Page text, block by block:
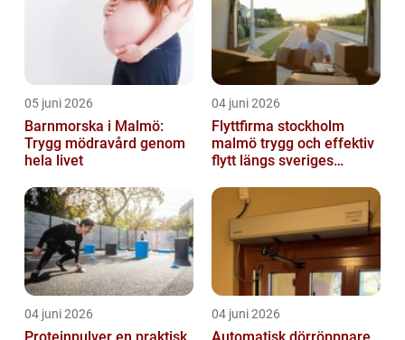
05 juni 2026
Barnmorska i Malmö:
Trygg mödravård genom
hela livet
04 juni 2026
Flyttfirma stockholm
malmö trygg och effektiv
flytt längs sveriges
04 juni 2026 04 juni 2026